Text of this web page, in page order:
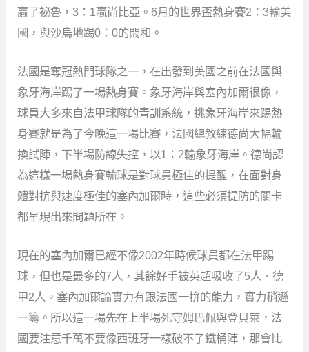
贏了祕魯，3：1贏尚比亞。6月的世界盃熱身賽2：3輸美
國，與沙烏地踢0：0的悶和。
法國是奪冠熱門球隊之一，在出發到美國之前在法國與
象牙海岸踢了一場熱身賽。象牙海岸與塞內加爾很像，
球員大多來自法甲球隊的青訓系統，挑象牙海岸來踢熱
身賽就是為了今晚這一場比賽，法國總教練德尚大幅輪
換試陣，下半場防線失控，以1：2輸象牙海岸。德尚認
為這樣一場熱身賽輸球是對球員極佳的提醒，在面對身
體對抗與速度極佳的塞內加爾時，這些必須提防的關卡
都呈現出來問題所在。
現在的塞內加爾已經不像2002年時候球員都在法甲踢
球，但也是最多的7人，其餘好手被英超吸收了5人、德
甲2人。塞內加爾論實力有跟法國一拚的能力，實力稍遜
一籌。所以這一場先在上半場死守姆巴佩與登貝萊，法
國要注意千萬不要像西班牙一樣破不了鐵桶陣，那會比